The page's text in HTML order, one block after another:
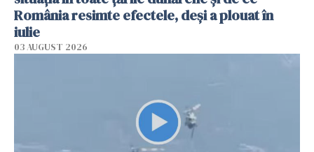
România resimte efectele, deși a plouat în
iulie
03 AUGUST 2026